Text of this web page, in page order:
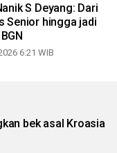
S Deyang: Dari
Senior hingga jadi
6:21 WIB
bek asal Kroasia